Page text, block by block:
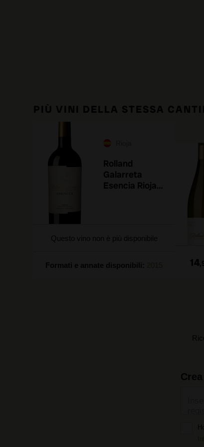
PIÙ VINI DELLA STESSA
Rolland
Galarreta
Esencia Rioja
Questo vino non è più disponibile
Formati e annate disponibili: 14